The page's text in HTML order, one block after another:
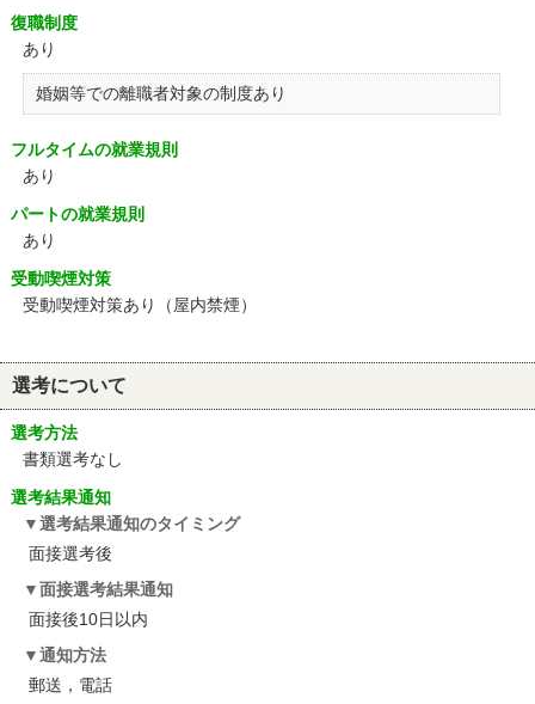
復職制度
あり
婚姻等での離職者対象の制度あり
フルタイムの就業規則
あり
パートの就業規則
あり
受動喫煙対策
受動喫煙対策あり（屋内禁煙）
選考について
選考方法
書類選考なし
選考結果通知
選考結果通知のタイミング
面接選考後
面接選考結果通知
面接後10日以内
通知方法
郵送，電話